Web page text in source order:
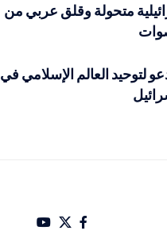
متحولة وقلق عربي من
لتوحيد العالم الإسلامي في